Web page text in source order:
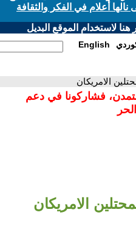
أعلام في الفكر والثقافة
لاستخدام الموقع البديل
English
الامريكان
فشاركونا في دعم
الامريكان